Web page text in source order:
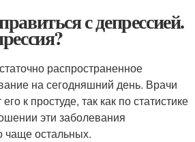
с депрессией.
распространенное
на сегодняшний день. Врачи
к простуде, так как по статистике
эти заболевания
чаще остальных.